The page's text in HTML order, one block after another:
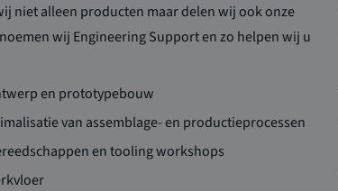
niet alleen producten maar delen wij ook onze
wij Engineering Support en zo helpen wij u
en prototypebouw
van assemblage- en productieprocessen
en tooling workshops